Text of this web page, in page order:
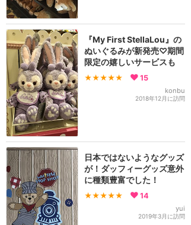
『My First StellaLou』の
ぬいぐるみが新発売♡期間
限定の嬉しいサービスも
★★★★★ 15
konbu
2018年12月に訪問
日本ではないようなグッズ
が！ダッフィーグッズ意外
に種類豊富でした！
★★★★★ 14
yui
2019年3月に訪問